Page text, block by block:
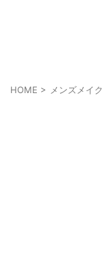
HOME > メンズメイク